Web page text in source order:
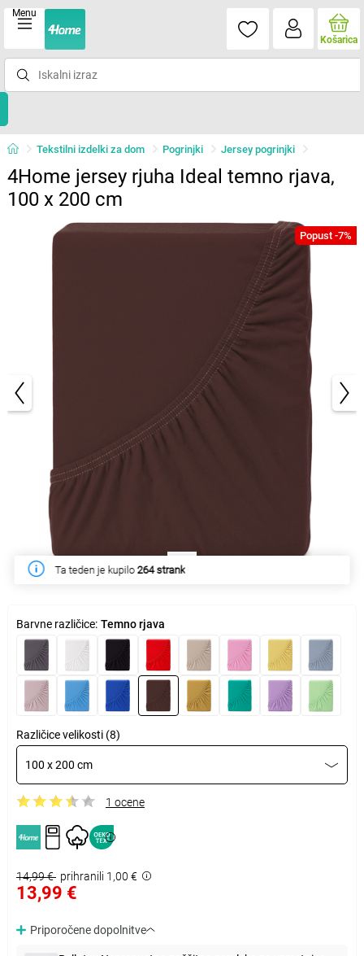
Menu
Košarica
Tekstilni izdelki za dom Pogrinjki Jersey pogrinjki
4Home jersey rjuha Ideal temno rjava,
100 x 200 cm
Popust -7%
Ta teden je kupilo264 strank
Barvne različice: Temno rjava
Različice velikosti (8)
100 x 200 cm
1 ocene
14,99 € prihranili 1,00 €
13,99 €
Priporočene dopolnitve